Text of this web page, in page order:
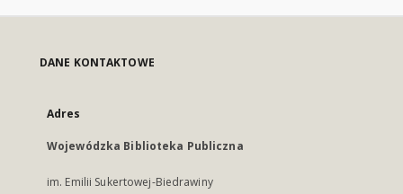
DANE KONTAKTOWE
Adres
Wojewódzka Biblioteka Publiczna
im. Emilii Sukertowej-Biedrawiny